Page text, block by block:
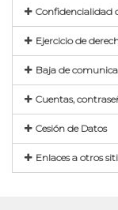
Confidencialidad
Ejercicio de
Baja de
Cuentas,
Cesión de Datos
Enlaces a otros